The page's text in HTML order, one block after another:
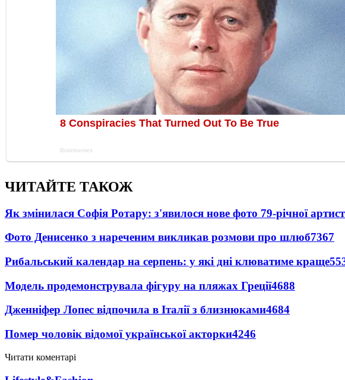
ЧИТАЙТЕ ТАКОЖ
Як змінилася Софія Ротару: з'явилося нове фото 79-річної
Фото Денисенко з нареченим викликав розмови про шлюб7367
Рибальський календар на серпень: у які дні клюватиме краще
Модель продемонструвала фігуру на пляжах Греції4688
Дженніфер Лопес відпочила в Італії з близнюками4684
Помер чоловік відомої української акторки4246
Читати коментарі